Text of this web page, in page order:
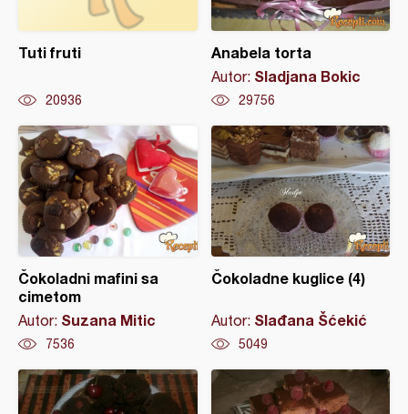
Tuti fruti
20936
Anabela torta
Autor: Sladjana Bokic
29756
Čokoladni mafini sa
cimetom
Autor: Suzana Mitic
7536
Čokoladne kuglice (4)
Autor: Slađana Šćekić
5049